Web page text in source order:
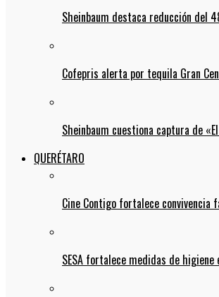
Sheinbaum destaca reducción del
Cofepris alerta por tequila Gran
Sheinbaum cuestiona captura de
QUERÉTARO
Cine Contigo fortalece convivencia
SESA fortalece medidas de higiene